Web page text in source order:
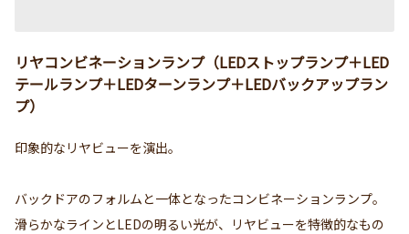
リヤコンビネーションランプ（LEDストップランプ＋LED
テールランプ＋LEDターンランプ＋LEDバックアップラン
プ）
印象的なリヤビューを演出。
バックドアのフォルムと一体となったコンビネーションランプ。
滑らかなラインとLEDの明るい光が、リヤビューを特徴的なもの